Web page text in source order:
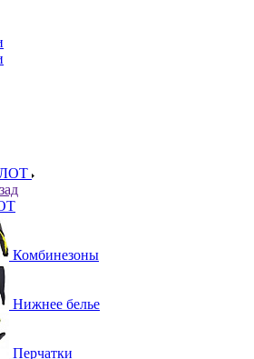
Комбинезоны
Нижнее белье
Перчатки